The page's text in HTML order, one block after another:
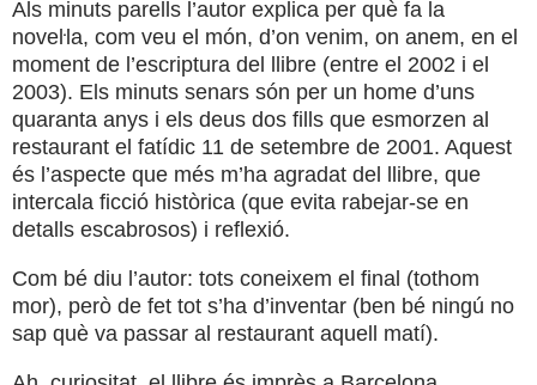
Als minuts parells l’autor explica per què fa la
noveŀla, com veu el món, d’on venim, on anem, en el
moment de l’escriptura del llibre (entre el 2002 i el
2003). Els minuts senars són per un home d’uns
quaranta anys i els deus dos fills que esmorzen al
restaurant el fatídic 11 de setembre de 2001. Aquest
és l’aspecte que més m’ha agradat del llibre, que
intercala ficció històrica (que evita rabejar-se en
detalls escabrosos) i reflexió.
Com bé diu l’autor: tots coneixem el final (tothom
mor), però de fet tot s’ha d’inventar (ben bé ningú no
sap què va passar al restaurant aquell matí).